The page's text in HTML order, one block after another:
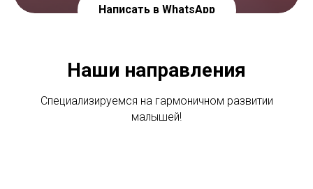
Написать в WhatsApp
Наши направления
Специализируемся на гармоничном развитии
малышей!